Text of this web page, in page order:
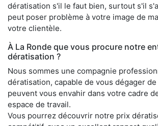
dératisation s'il le faut bien, surtout s'il
peut poser problème à votre image de
votre clientèle.
À La Ronde que vous procure notre
dératisation ?
Nous sommes une compagnie
dératisation, capable de vous dégager
peuvent vous envahir dans votre cadre
espace de travail.
Vous pourrez découvrir notre prix